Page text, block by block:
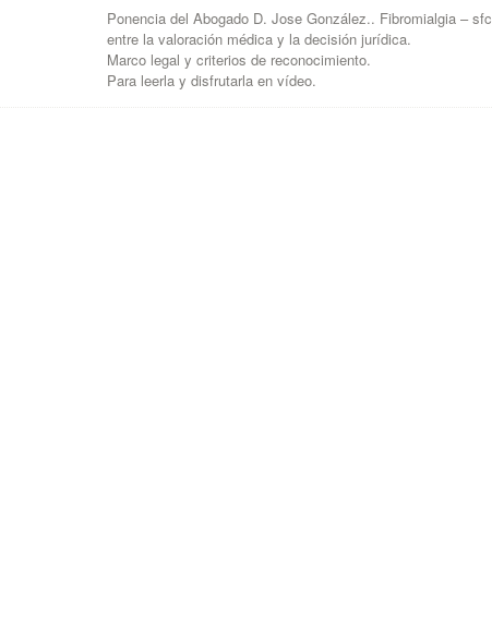
Ponencia del Abogado D. Jose González.. Fibromialgia – sfc
entre la valoración médica y la decisión jurídica.
Marco legal y criterios de reconocimiento.
Para leerla y disfrutarla en vídeo.